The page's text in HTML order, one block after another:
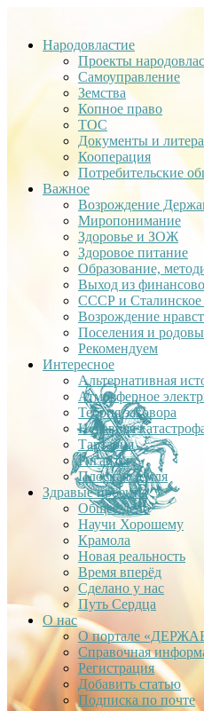
Народовластие
Проекты
Самоуправление
Земства
Копное право
ТОС
Документы и
Кооперация
Потребительские
Важное
Возрождение
Миропонимание
Здоровье и ЗОЖ
Здоровое питание
Образование,
Выход из
СССР и Сталинское
Возрождение
Поселения и
Рекомендуем
Интересное
Альтернативная
Атмосферное
Теория заговора
Недавняя
Тартария
Гиганты
Плоская Земля
Здравые проекты
Общее дело
Научи Хорошему
Крамола
Новая реальность
Время вперёд
Сделано у нас
Путь Сердца
О нас
О портале
Справочная
Регистрация
Добавить статью
Подписка по почте